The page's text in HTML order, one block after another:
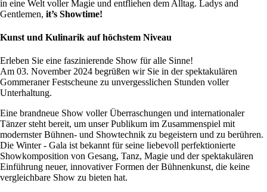
in eine Welt voller Magie und entfliehen dem Alltag. Ladys and
Gentlemen, it’s Showtime!
Kunst und Kulinarik auf höchstem Niveau
Erleben Sie eine faszinierende Show für alle Sinne!
Am 03. November 2024 begrüßen wir Sie in der spektakulären
Gommeraner Festscheune zu unvergesslichen Stunden voller
Unterhaltung.
Eine brandneue Show voller Überraschungen und internationaler
Tänzer steht bereit, um unser Publikum im Zusammenspiel mit
modernster Bühnen- und Showtechnik zu begeistern und zu berühren.
Die Winter - Gala ist bekannt für seine liebevoll perfektionierte
Showkomposition von Gesang, Tanz, Magie und der spektakulären
Einführung neuer, innovativer Formen der Bühnenkunst, die keine
vergleichbare Show zu bieten hat.